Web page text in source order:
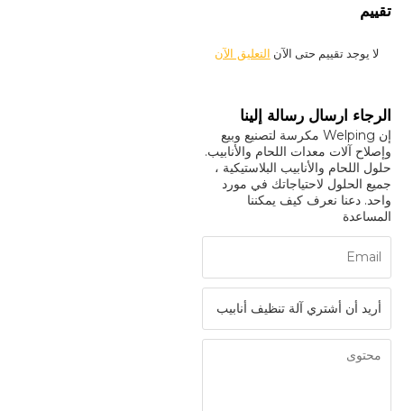
تقييم
لا يوجد تقييم حتى الآن التعليق الآن
الرجاء ارسال رسالة إلينا
إن Welping مكرسة لتصنيع وبيع
وإصلاح آلات معدات اللحام والأنابيب.
حلول اللحام والأنابيب البلاستيكية ،
جميع الحلول لاحتياجاتك في مورد
واحد. دعنا نعرف كيف يمكننا
المساعدة